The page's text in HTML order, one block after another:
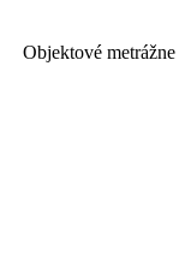
Objektové metrážne